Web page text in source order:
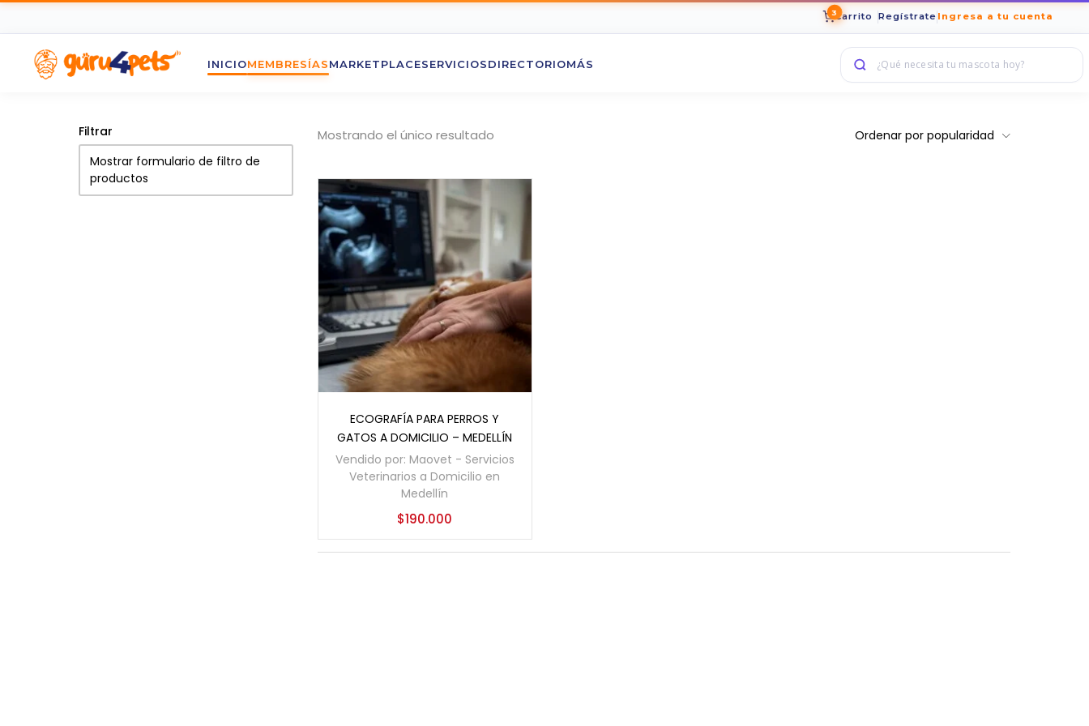
3Carrito Regístrate Ingresa a tu cuenta
INICIOMEMBRESÍASMARKETPLACESERVICIOSDIRECTORIOMÁS
Mostrando el único resultado Ordenar por popularidad
ECOGRAFÍA PARA PERROS Y
GATOS A DOMICILIO – MEDELLÍN
Vendido por: Maovet - Servicios
Veterinarios a Domicilio en
Medellín
$190.000
Filtrar
Mostrar formulario de filtro de
productos